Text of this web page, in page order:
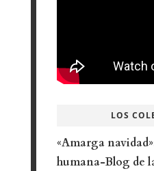
LOS
«Amarga
humana-Blog de